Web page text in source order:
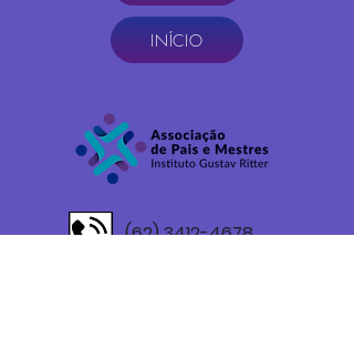
INÍCIO
(62) 3412-4678